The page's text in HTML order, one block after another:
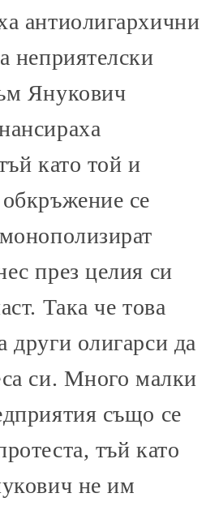
антиолигархични
неприятелски
Янукович
като той и
се
през целия си
Така че това
други олигарси да
си. Много малки
също се
тъй като
не им